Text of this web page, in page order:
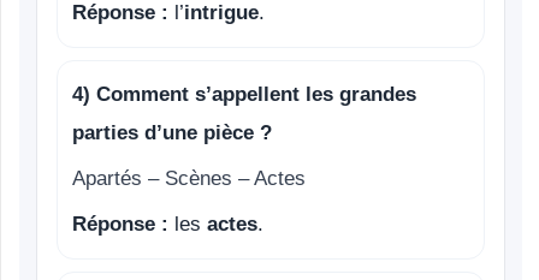
Réponse : l’intrigue.
4) Comment s’appellent les grandes
parties d’une pièce ?
Apartés – Scènes – Actes
Réponse : les actes.